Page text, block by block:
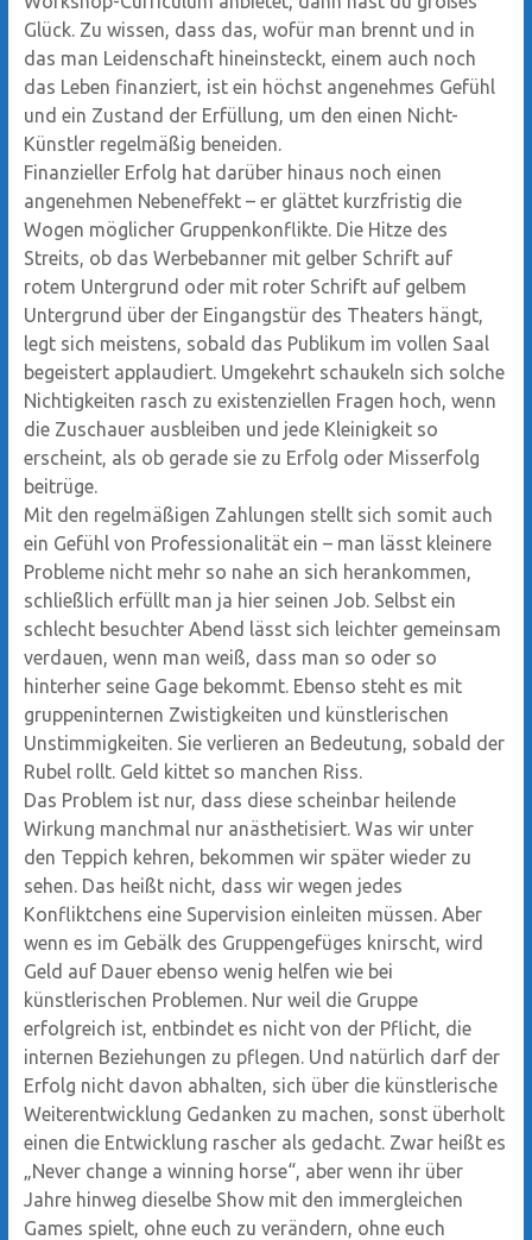
Glück. Zu wissen, dass das, wofür man brennt und in
das man Leidenschaft hineinsteckt, einem auch noch
das Leben finanziert, ist ein höchst angenehmes Gefühl
und ein Zustand der Erfüllung, um den einen Nicht-
Künstler regelmäßig beneiden.
Finanzieller Erfolg hat darüber hinaus noch einen
angenehmen Nebeneffekt – er glättet kurzfristig die
Wogen möglicher Gruppenkonflikte. Die Hitze des
Streits, ob das Werbebanner mit gelber Schrift auf
rotem Untergrund oder mit roter Schrift auf gelbem
Untergrund über der Eingangstür des Theaters hängt,
legt sich meistens, sobald das Publikum im vollen Saal
begeistert applaudiert. Umgekehrt schaukeln sich solche
Nichtigkeiten rasch zu existenziellen Fragen hoch, wenn
die Zuschauer ausbleiben und jede Kleinigkeit so
erscheint, als ob gerade sie zu Erfolg oder Misserfolg
beitrüge.
Mit den regelmäßigen Zahlungen stellt sich somit auch
ein Gefühl von Professionalität ein – man lässt kleinere
Probleme nicht mehr so nahe an sich herankommen,
schließlich erfüllt man ja hier seinen Job. Selbst ein
schlecht besuchter Abend lässt sich leichter gemeinsam
verdauen, wenn man weiß, dass man so oder so
hinterher seine Gage bekommt. Ebenso steht es mit
gruppeninternen Zwistigkeiten und künstlerischen
Unstimmigkeiten. Sie verlieren an Bedeutung, sobald der
Rubel rollt. Geld kittet so manchen Riss.
Das Problem ist nur, dass diese scheinbar heilende
Wirkung manchmal nur anästhetisiert. Was wir unter
den Teppich kehren, bekommen wir später wieder zu
sehen. Das heißt nicht, dass wir wegen jedes
Konfliktchens eine Supervision einleiten müssen. Aber
wenn es im Gebälk des Gruppengefüges knirscht, wird
Geld auf Dauer ebenso wenig helfen wie bei
künstlerischen Problemen. Nur weil die Gruppe
erfolgreich ist, entbindet es nicht von der Pflicht, die
internen Beziehungen zu pflegen. Und natürlich darf der
Erfolg nicht davon abhalten, sich über die künstlerische
Weiterentwicklung Gedanken zu machen, sonst überholt
einen die Entwicklung rascher als gedacht. Zwar heißt es
„Never change a winning horse“, aber wenn ihr über
Jahre hinweg dieselbe Show mit den immergleichen
Games spielt, ohne euch zu verändern, ohne euch